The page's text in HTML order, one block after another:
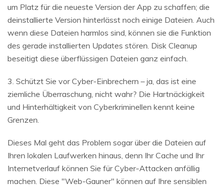
um Platz für die neueste Version der App zu schaffen; die
deinstallierte Version hinterlässt noch einige Dateien. Auch
wenn diese Dateien harmlos sind, können sie die Funktion
des gerade installierten Updates stören. Disk Cleanup
beseitigt diese überflüssigen Dateien ganz einfach.
3. Schützt Sie vor Cyber-Einbrechern – ja, das ist eine
ziemliche Überraschung, nicht wahr? Die Hartnäckigkeit
und Hinterhältigkeit von Cyberkriminellen kennt keine
Grenzen.
Dieses Mal geht das Problem sogar über die Dateien auf
Ihren lokalen Laufwerken hinaus, denn Ihr Cache und Ihr
Internetverlauf können Sie für Cyber-Attacken anfällig
machen. Diese "Web-Gauner" können auf Ihre sensiblen